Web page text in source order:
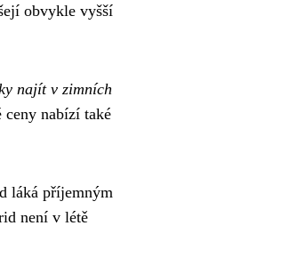
obvykle vyšší
najít v zimních
ceny nabízí také
láká příjemným
není v létě